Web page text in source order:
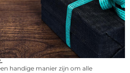
handige manier zijn om alle